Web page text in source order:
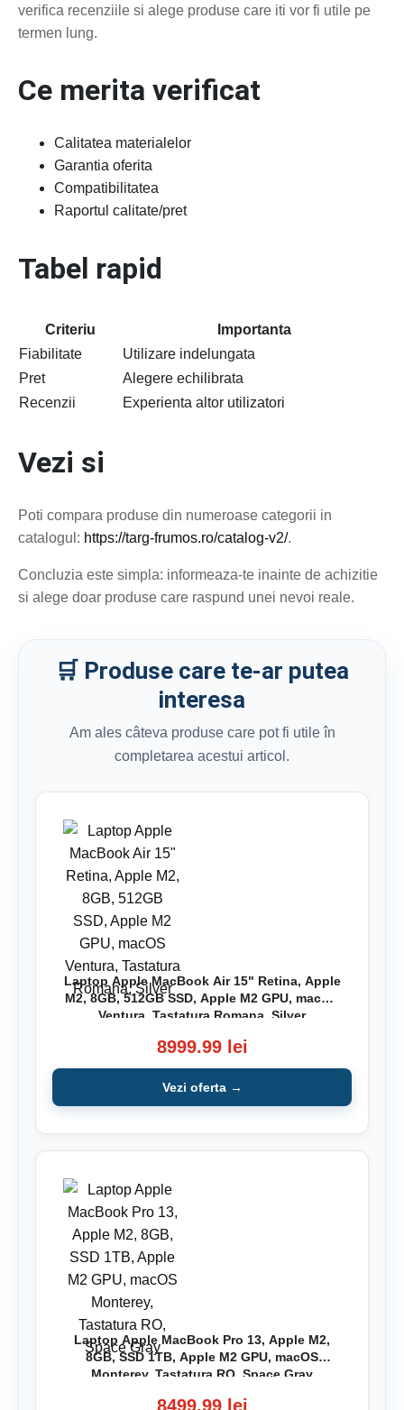
verifica recenziile si alege produse care iti vor fi utile pe
termen lung.
Ce merita verificat
Calitatea materialelor
Garantia oferita
Compatibilitatea
Raportul calitate/pret
Tabel rapid
Criteriu
Importanta
Fiabilitate
Utilizare indelungata
Pret
Alegere echilibrata
Recenzii
Experienta altor utilizatori
Vezi si
Poti compara produse din numeroase categorii in
catalogul: https://targ-frumos.ro/catalog-v2/.
Concluzia este simpla: informeaza-te inainte de achizitie
si alege doar produse care raspund unei nevoi reale.
🛒 Produse care te-ar putea
interesa
Am ales câteva produse care pot fi utile în
completarea acestui articol.
Laptop Apple MacBook Air 15" Retina, Apple
M2, 8GB, 512GB SSD, Apple M2 GPU, macOS
Ventura, Tastatura Romana, Silver
8999.99 lei
Vezi oferta →
Laptop Apple MacBook Pro 13, Apple M2,
8GB, SSD 1TB, Apple M2 GPU, macOS
Monterey, Tastatura RO, Space Gray
8499.99 lei